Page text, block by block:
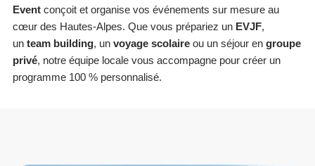
Event conçoit et organise vos événements sur mesure au
cœur des Hautes-Alpes. Que vous prépariez un EVJF,
unteam building, unvoyage scolaire ou un séjour engroupe
privé, notre équipe locale vous accompagne pour créer un
programme 100 % personnalisé.